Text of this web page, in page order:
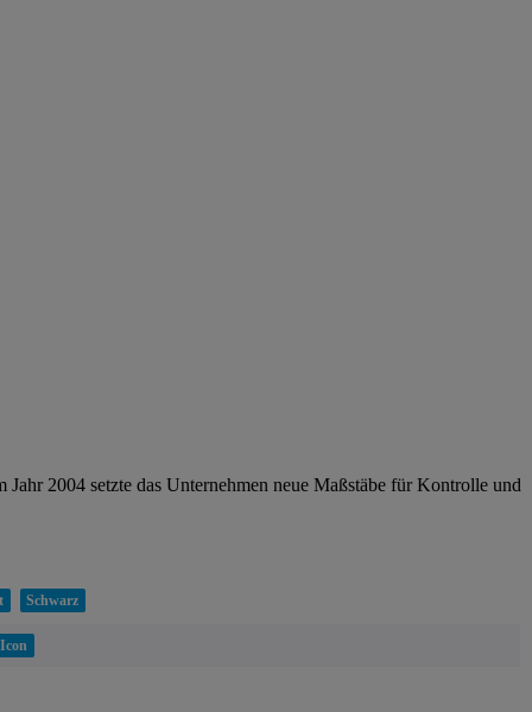
2004 setzte das Unternehmen neue Maßstäbe für Kontrolle und
Schwarz
Icon